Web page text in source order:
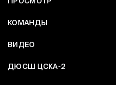
КОМАНДЫ
ВИДЕО
ДЮСШ ЦСКА-2